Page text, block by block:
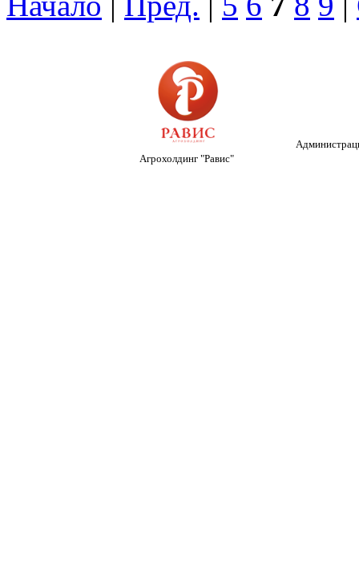
Агрохолдинг "Равис"